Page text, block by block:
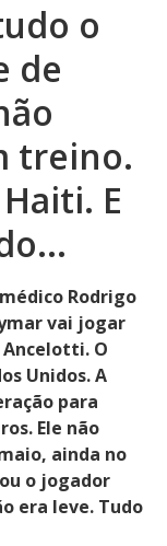
o
de
treino.
E
Rodrigo
vai jogar
Ancelotti. O
Unidos. A
para
Ele não
ainda no
o jogador
era leve. Tudo